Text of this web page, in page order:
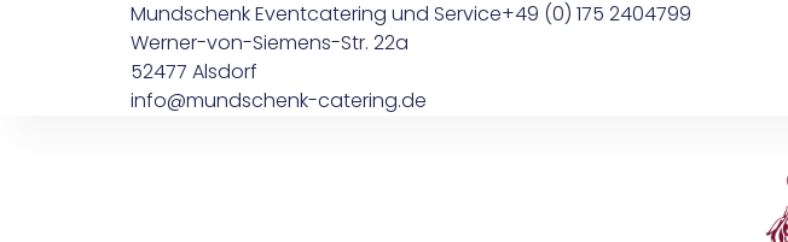
Mundschenk Eventcatering und Service
Werner-von-Siemens-Str. 22a
52477 Alsdorf
info@mundschenk-catering.de
+49 (0) 175 2404799